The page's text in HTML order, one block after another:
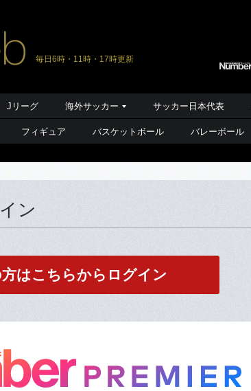
毎日6時・11時・17時更新
Jリーグ 海外サッカー サッカー日本代表
フィギュア バスケットボール バレーボール
ン
はこちらからログイン